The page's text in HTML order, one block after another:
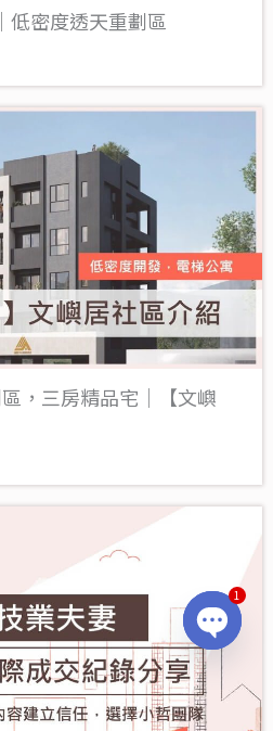
低密度透天重劃區
，三房精品宅｜【文嶼
OPEN
1